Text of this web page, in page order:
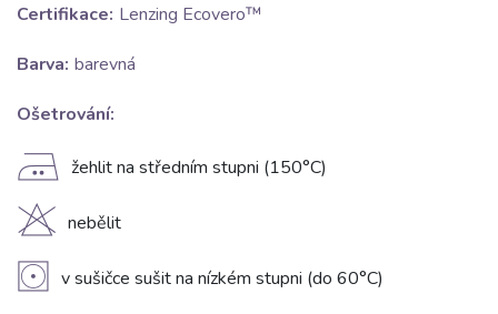
Certifikace: Lenzing Ecovero™
Barva: barevná
Ošetrování:
E žehlit na středním stupni (150°C)
H nebělit
V v sušičce sušit na nízkém stupni (do 60°C)